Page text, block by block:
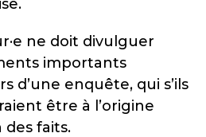
·e ne doit divulguer
importants
d’une enquête, qui s’ils
être à l’origine
des faits.